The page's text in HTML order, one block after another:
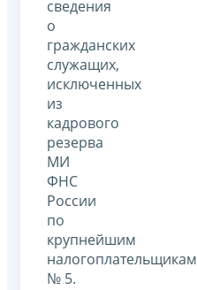
сведения
о
гражданских
служащих,
исключенных
из
кадрового
резерва
МИ
ФНС
России
по
крупнейшим
налогоплательщикам
№ 5.